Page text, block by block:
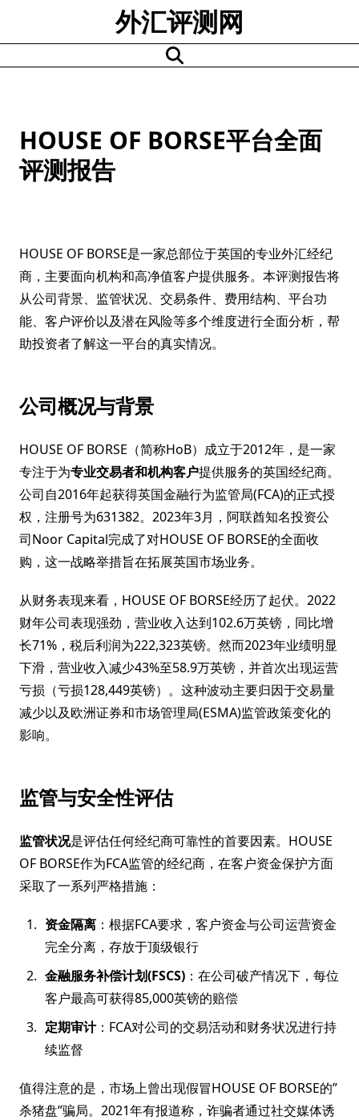
content
外汇评测网
HOUSE OF BORSE平台全面
评测报告
HOUSE OF BORSE是一家总部位于英国的专业外汇经纪
商，主要面向机构和高净值客户提供服务。本评测报告将
从公司背景、监管状况、交易条件、费用结构、平台功
能、客户评价以及潜在风险等多个维度进行全面分析，帮
助投资者了解这一平台的真实情况。
公司概况与背景
HOUSE OF BORSE（简称HoB）成立于2012年，是一家
专注于为专业交易者和机构客户提供服务的英国经纪商。
公司自2016年起获得英国金融行为监管局(FCA)的正式授
权，注册号为631382。2023年3月，阿联酋知名投资公
司Noor Capital完成了对HOUSE OF BORSE的全面收
购，这一战略举措旨在拓展英国市场业务。
从财务表现来看，HOUSE OF BORSE经历了起伏。2022
财年公司表现强劲，营业收入达到102.6万英镑，同比增
长71%，税后利润为222,323英镑。然而2023年业绩明显
下滑，营业收入减少43%至58.9万英镑，并首次出现运营
亏损（亏损128,449英镑）。这种波动主要归因于交易量
减少以及欧洲证券和市场管理局(ESMA)监管政策变化的
影响。
监管与安全性评估
监管状况是评估任何经纪商可靠性的首要因素。HOUSE
OF BORSE作为FCA监管的经纪商，在客户资金保护方面
采取了一系列严格措施：
资金隔离 ：根据FCA要求，客户资金与公司运营资金
完全分离，存放于顶级银行
金融服务补偿计划(FSCS) ：在公司破产情况下，每位
客户最高可获得85,000英镑的赔偿
定期审计：FCA对公司的交易活动和财务状况进行持
续监督
值得注意的是，市场上曾出现假冒HOUSE OF BORSE的”
杀猪盘”骗局。2021年有报道称，诈骗者通过社交媒体诱